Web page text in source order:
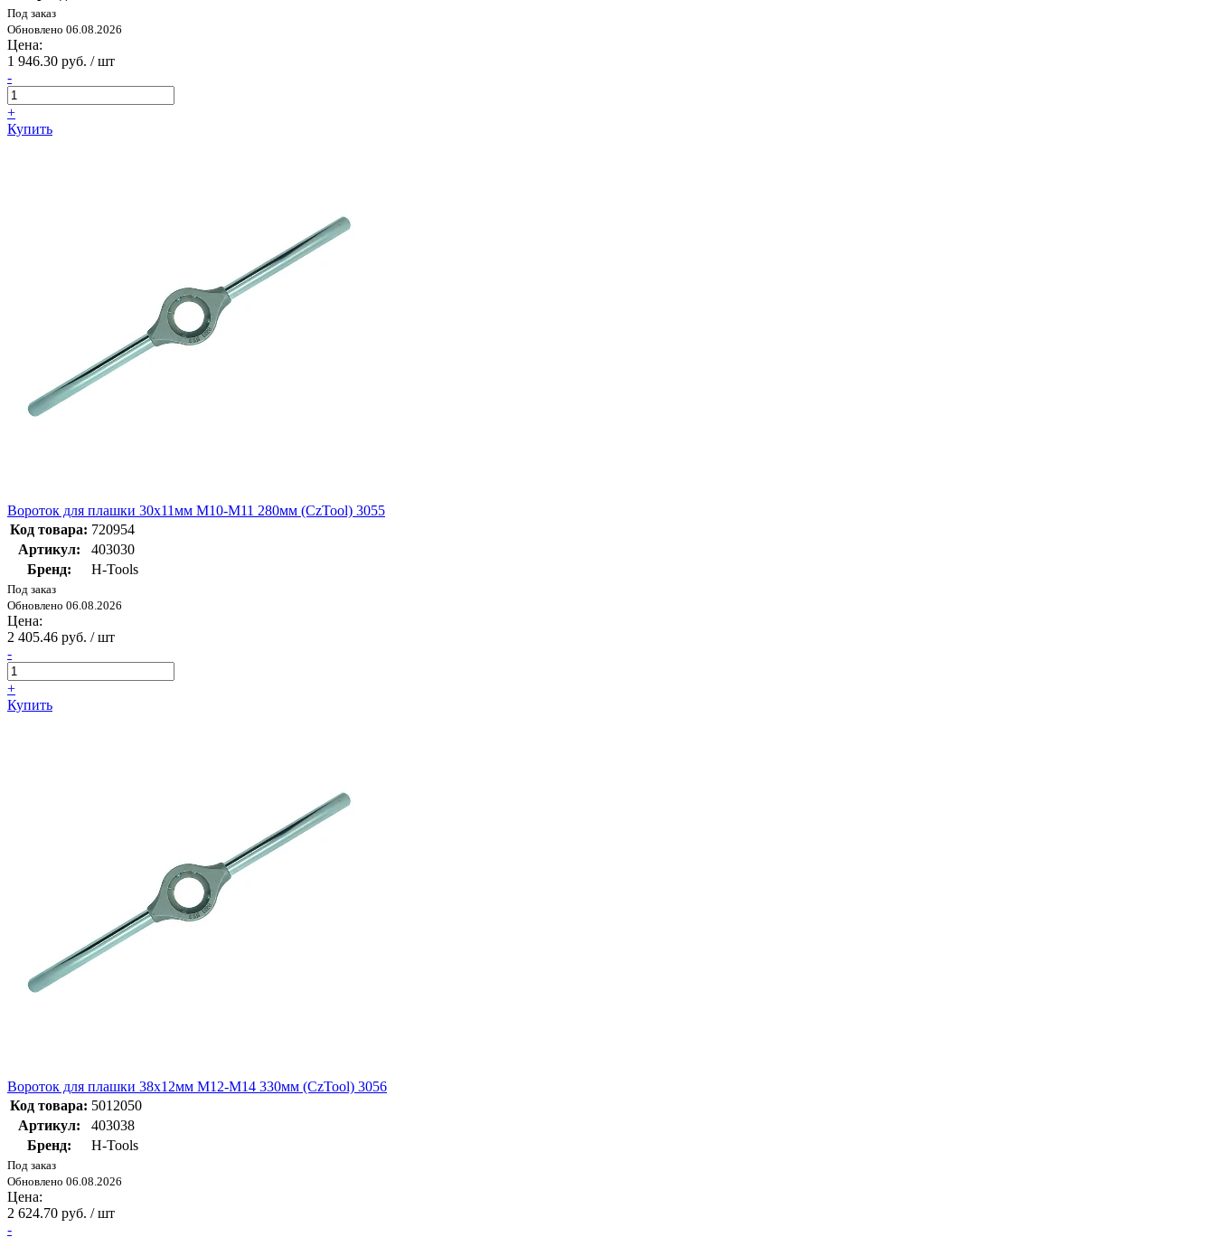
Под заказ
Обновлено 06.08.2026
Цена:
1 946.30 руб. / шт
-
+
Купить
Вороток для плашки 30х11мм М10-М11 280мм (CzTool) 3055
Код товара: 720954
Артикул:
403030
Бренд:
H-Tools
Под заказ
Обновлено 06.08.2026
Цена:
2 405.46 руб. / шт
-
+
Купить
Вороток для плашки 38х12мм М12-М14 330мм (CzTool) 3056
Код товара: 5012050
Артикул:
403038
Бренд:
H-Tools
Под заказ
Обновлено 06.08.2026
Цена:
2 624.70 руб. / шт
-